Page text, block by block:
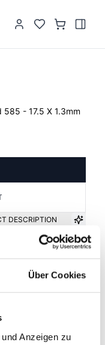
Über Cookies
Anzeigen zu
585 - 17.5 X 1.3mm
DESCRIPTION
number